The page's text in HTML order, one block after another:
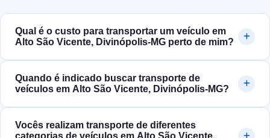
Qual é o custo para transportar um veículo em
Alto São Vicente, Divinópolis‑MG perto de mim?
Quando é indicado buscar transporte de
veículos em Alto São Vicente, Divinópolis‑MG?
Vocês realizam transporte de diferentes
categorias de veículos em Alto São Vicente,